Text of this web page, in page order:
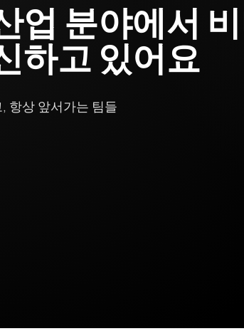
업 분야에서
하고 있어요
항상 앞서가는 팀들